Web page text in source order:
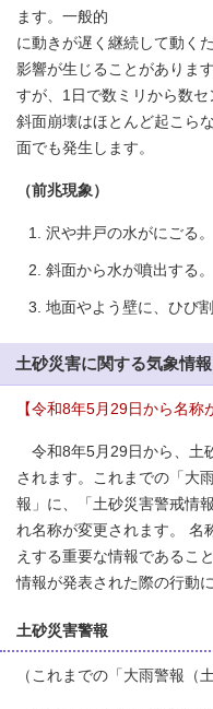
ます。一般的
に動きが遅く継続して動く
影響が生じることがありま
すが、1日で数ミリから数
斜面崩壊はほとんど起こら
面でも発生します。
（前兆現象）
沢や井戸の水がにごる。
斜面から水が噴出する。
地面やよう壁に、ひび
土砂災害に関する気象情報
【令和8年5月29日から名称
令和8年5月29日から、土
されます。これまでの「大
報」に、「土砂災害警戒情
れ名称が変更されます。 名
えする重要な情報であるこ
情報が発表された際の行動
土砂災害警報
（これまでの「大雨警報（